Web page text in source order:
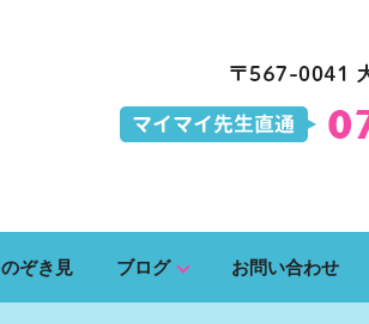
ぞき見 ブログ お問い合わせ